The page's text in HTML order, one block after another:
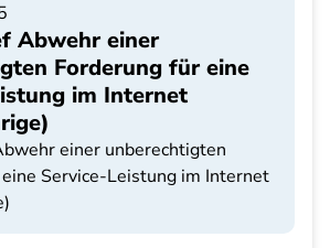
Abwehr einer
Forderung für eine
im Internet
einer unberechtigten
Service-Leistung im Internet